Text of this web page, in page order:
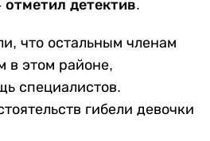
детектив.
что остальным членам
в этом районе,
специалистов.
гибели девочки